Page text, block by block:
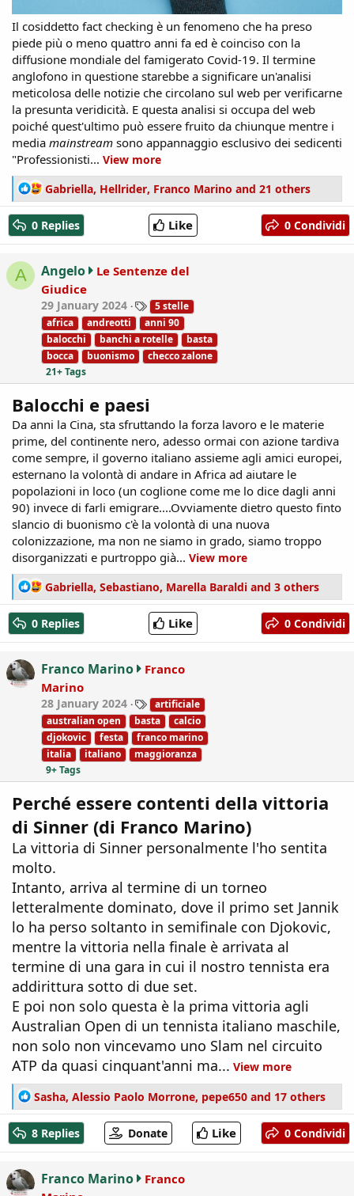
Il cosiddetto fact checking è un fenomeno che ha preso
piede più o meno quattro anni fa ed è coinciso con la
diffusione mondiale del famigerato Covid-19. Il termine
anglofono in questione starebbe a significare un'analisi
meticolosa delle notizie che circolano sul web per verificarne
la presunta veridicità. E questa analisi si occupa del web
poiché quest'ultimo può essere fruito da chiunque mentre i
media mainstream sono appannaggio esclusivo dei sedicenti
"Professionisti... View more
R
e
a
c
t
i
o
n
s
:
Gabriella, Hellrider, Franco Marino and 21 others
0 Replies Like 0 Condividi
A Angelo
Le Sentenze del
Giudice
29 January 2024
T
a
g
s
5 stelle
africa
andreotti
anni 90
balocchi
banchi a rotelle
basta
bocca
buonismo
checco zalone
21+ Tags
Balocchi e paesi
Da anni la Cina, sta sfruttando la forza lavoro e le materie
prime, del continente nero, adesso ormai con azione tardiva
come sempre, il governo italiano assieme agli amici europei,
esternano la volontà di andare in Africa ad aiutare le
popolazioni in loco (un coglione come me lo dice dagli anni
90) invece di farli emigrare....Ovviamente dietro questo finto
slancio di buonismo c'è la volontà di una nuova
colonizzazione, ma non ne siamo in grado, siamo troppo
disorganizzati e purtroppo già... View more
R
e
a
c
t
i
o
n
s
:
Gabriella, Sebastiano, Marella Baraldi and 3 others
0 Replies Like 0 Condividi
Franco Marino
Franco
Marino
28 January 2024
T
a
g
s
artificiale
australian open
basta
calcio
djokovic
festa
franco marino
italia
italiano
maggioranza
9+ Tags
Perché essere contenti della vittoria
di Sinner (di Franco Marino)
La vittoria di Sinner personalmente l'ho sentita
molto.
Intanto, arriva al termine di un torneo
letteralmente dominato, dove il primo set Jannik
lo ha perso soltanto in semifinale con Djokovic,
mentre la vittoria nella finale è arrivata al
termine di una gara in cui il nostro tennista era
addirittura sotto di due set.
E poi non solo questa è la prima vittoria agli
Australian Open di un tennista italiano maschile,
non solo non vincevamo uno Slam nel circuito
ATP da quasi cinquant'anni ma... View more
R
e
a
c
t
o
Sasha, Alessio Paolo Morrone, pepe650 and 17 others
8 Replies Donate Like 0 Condividi
Franco Marino
Franco